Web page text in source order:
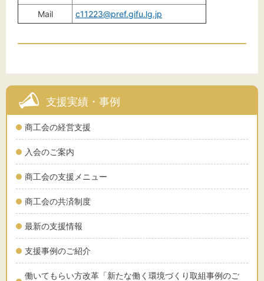
支援実績・事例
商工会の経営支援
入会のご案内
商工会の支援メニュー
商工会の共済制度
最新の支援情報
支援事例のご紹介
働いてもらい方改革「新たな働く環境づくり取組事例のご
Mail c11223@pref.gifu.lg.jp